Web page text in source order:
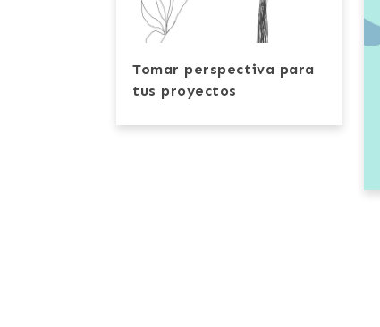
Tomar perspectiva para
tus proyectos